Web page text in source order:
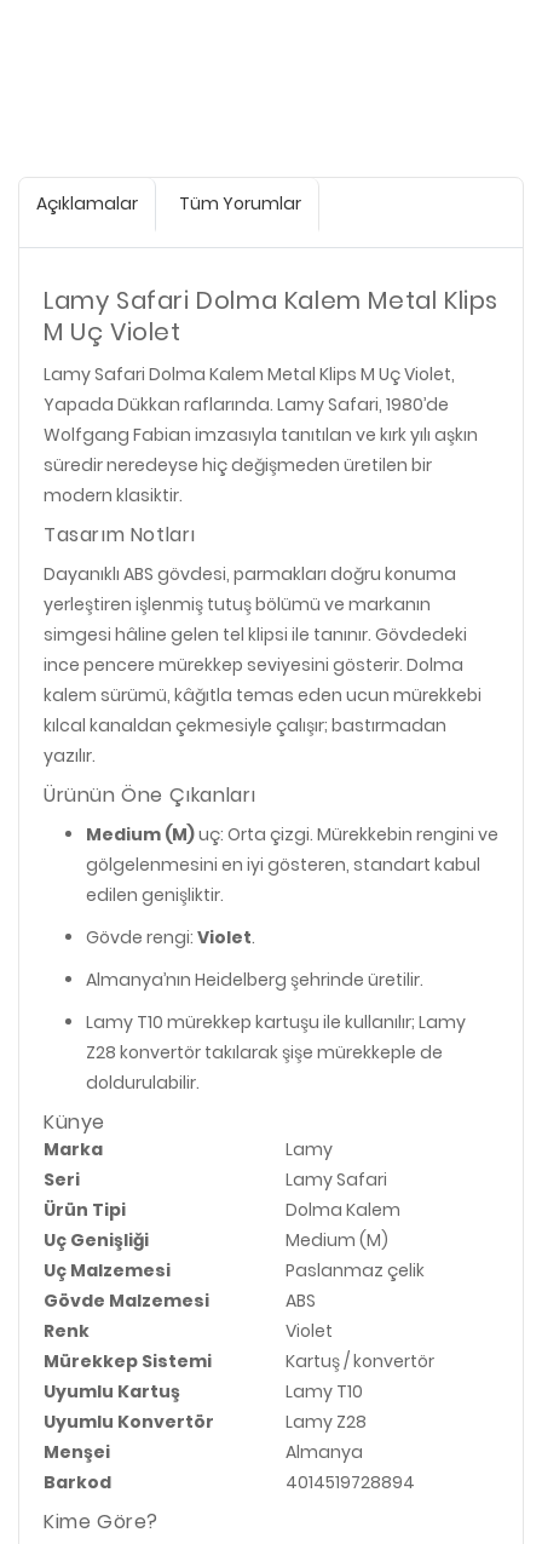
Açıklamalar Tüm Yorumlar
Lamy Safari Dolma Kalem Metal Klips
M Uç Violet
Lamy Safari Dolma Kalem Metal Klips M Uç Violet,
Yapada Dükkan raflarında. Lamy Safari, 1980’de
Wolfgang Fabian imzasıyla tanıtılan ve kırk yılı aşkın
süredir neredeyse hiç değişmeden üretilen bir
modern klasiktir.
Tasarım Notları
Dayanıklı ABS gövdesi, parmakları doğru konuma
yerleştiren işlenmiş tutuş bölümü ve markanın
simgesi hâline gelen tel klipsi ile tanınır. Gövdedeki
ince pencere mürekkep seviyesini gösterir. Dolma
kalem sürümü, kâğıtla temas eden ucun mürekkebi
kılcal kanaldan çekmesiyle çalışır; bastırmadan
yazılır.
Ürünün Öne Çıkanları
Medium (M)uç: Orta çizgi. Mürekkebin rengini ve
gölgelenmesini en iyi gösteren, standart kabul
edilen genişliktir.
Gövde rengi: Violet.
Almanya’nın Heidelberg şehrinde üretilir.
Lamy T10 mürekkep kartuşu ile kullanılır; Lamy
Z28 konvertör takılarak şişe mürekkeple de
doldurulabilir.
Künye
Marka
Lamy
Seri
Lamy Safari
Ürün Tipi
Dolma Kalem
Uç Genişliği
Medium (M)
Uç Malzemesi
Paslanmaz çelik
Gövde Malzemesi
ABS
Renk
Violet
Mürekkep Sistemi
Kartuş / konvertör
Uyumlu Kartuş
Lamy T10
Uyumlu Konvertör
Lamy Z28
Menşei
Almanya
Barkod
4014519728894
Kime Göre?